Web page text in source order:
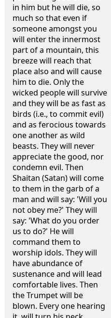
in him but he will die, so
much so that even if
someone amongst you
will enter the innermost
part of a mountain, this
breeze will reach that
place also and will cause
him to die. Only the
wicked people will survive
and they will be as fast as
birds (i.e., to commit evil)
and as ferocious towards
one another as wild
beasts. They will never
appreciate the good, nor
condemn evil. Then
Shaitan (Satan) will come
to them in the garb of a
man and will say: 'Will you
not obey me?' They will
say: 'What do you order
us to do?' He will
command them to
worship idols. They will
have abundance of
sustenance and will lead
comfortable lives. Then
the Trumpet will be
blown. Every one hearing